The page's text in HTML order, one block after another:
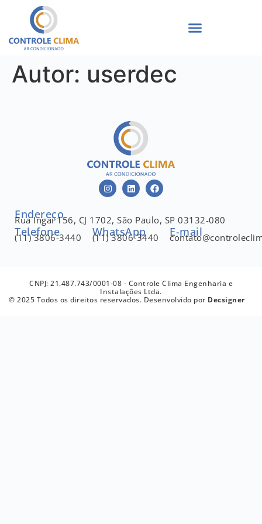
Autor: userdec
Endereço
Rua Ingaí 156, CJ 1702, São Paulo, SP 03132-080
Telefone
(11) 3806-3440 WhatsApp
(11) 3806-3440 E-mail
CNPJ: 21.487.743/0001-08 - Controle Clima Engenharia e
Instalações Ltda.
© 2025 Todos os direitos reservados. Desenvolvido por Decsigner